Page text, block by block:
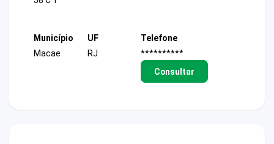
Município
Macae
UF
RJ
Telefone
**********
Consultar